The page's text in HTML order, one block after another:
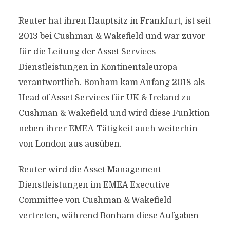
Reuter hat ihren Hauptsitz in Frankfurt, ist seit
2013 bei Cushman & Wakefield und war zuvor
für die Leitung der Asset Services
Dienstleistungen in Kontinentaleuropa
verantwortlich. Bonham kam Anfang 2018 als
Head of Asset Services für UK & Ireland zu
Cushman & Wakefield und wird diese Funktion
neben ihrer EMEA-Tätigkeit auch weiterhin
von London aus ausüben.
Reuter wird die Asset Management
Dienstleistungen im EMEA Executive
Committee von Cushman & Wakefield
vertreten, während Bonham diese Aufgaben